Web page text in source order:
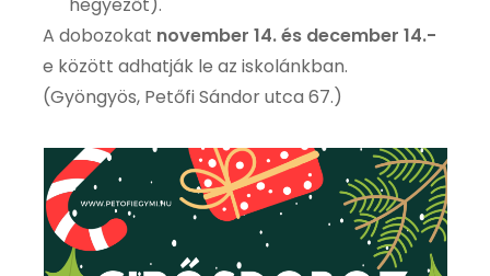
A dobozokat november 14. és december 14.-
e között adhatják le az iskolánkban.
(Gyöngyös, Petőfi Sándor utca 67.)